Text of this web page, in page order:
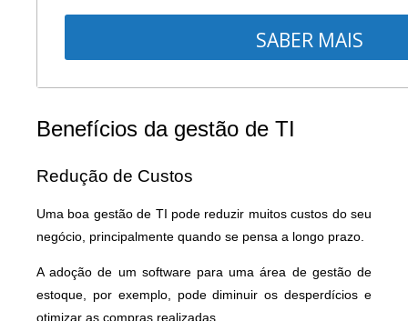
SABER MAIS
Benefícios da gestão de TI
Redução de Custos
Uma boa gestão de TI pode reduzir muitos custos do seu
negócio, principalmente quando se pensa a longo prazo.
A adoção de um software para uma área de gestão de
estoque, por exemplo, pode diminuir os desperdícios e
otimizar as compras realizadas.